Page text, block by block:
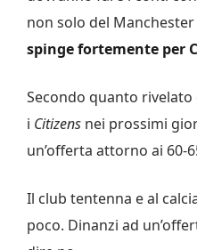
non solo del Manchester
spinge fortemente per
Secondo quanto
i Citizens nei prossimi
un’offerta attorno ai 60-
Il club tentenna e al
poco. Dinanzi ad